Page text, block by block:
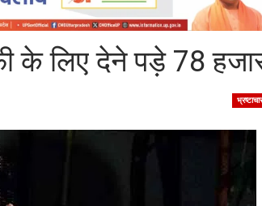
के लिए देने पड़े 78